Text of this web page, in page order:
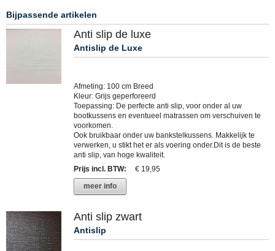
Bijpassende artikelen
Anti slip de luxe
Antislip de Luxe
Afmeting: 100 cm Breed
Kleur: Grijs geperforeerd
Toepassing: De perfecte anti slip, voor onder al uw
bootkussens en eventueel matrassen om verschuiven te
voorkomen.
Ook bruikbaar onder uw bankstelkussens. Makkelijk te
verwerken, u stikt het er als voering onder.Dit is de beste
anti slip, van hoge kwaliteit.
Prijs incl. BTW:
€ 19,95
meer info
Anti slip zwart
Antislip